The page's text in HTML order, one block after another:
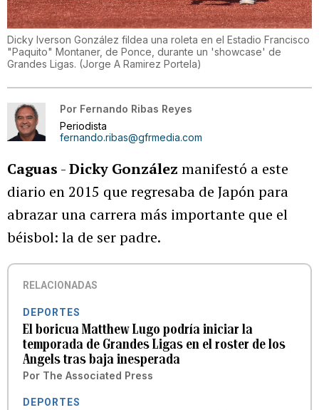
Dicky Iverson González fildea una roleta en el Estadio Francisco
"Paquito" Montaner, de Ponce, durante un 'showcase' de
Grandes Ligas. (Jorge A Ramirez Portela)
Por Fernando Ribas Reyes
Periodista
fernando.ribas@gfrmedia.com
Caguas -Dicky González manifestó a este
diario en 2015 que regresaba de Japón para
abrazar una carrera más importante que el
béisbol: la de ser padre.
RELACIONADAS
DEPORTES
El boricua Matthew Lugo podría iniciar la
temporada de Grandes Ligas en el roster de los
Angels tras baja inesperada
Por The Associated Press
DEPORTES